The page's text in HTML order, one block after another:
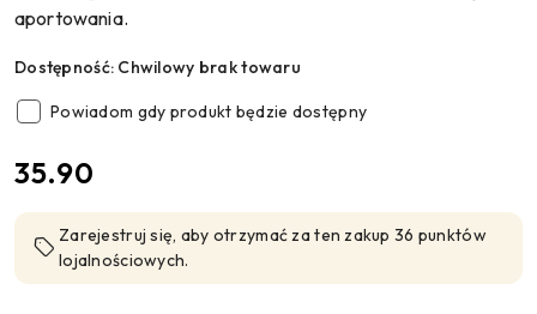
aportowania.
Dostępność: Chwilowy brak towaru
Powiadom gdy produkt będzie dostępny
cena:
35.90
Zarejestruj się, aby otrzymać za ten zakup 36 punktów
lojalnościowych.